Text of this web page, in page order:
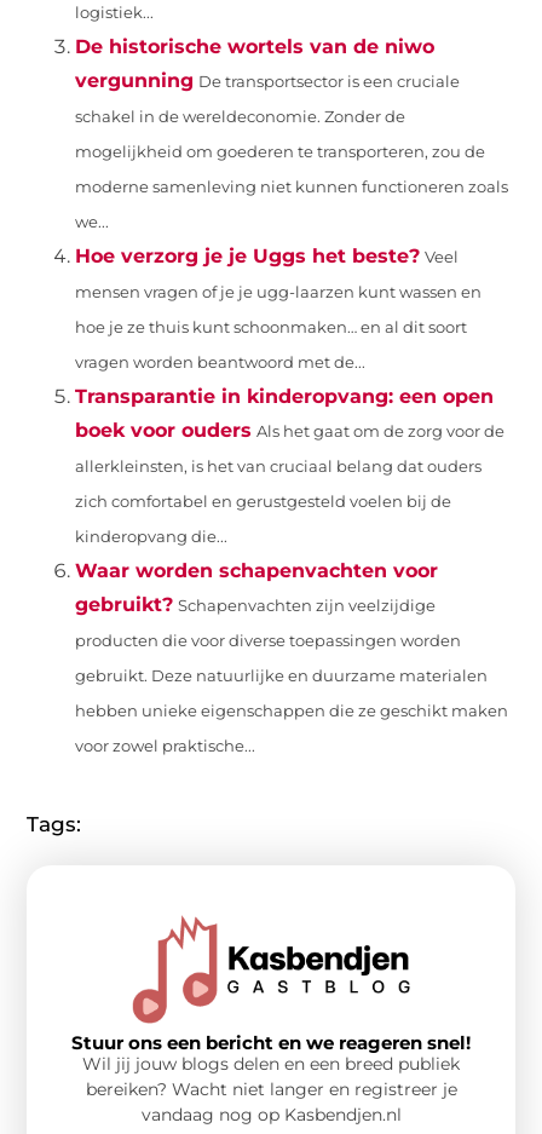
logistiek...
De historische wortels van de niwo
vergunning De transportsector is een cruciale
schakel in de wereldeconomie. Zonder de
mogelijkheid om goederen te transporteren, zou de
moderne samenleving niet kunnen functioneren zoals
we...
Hoe verzorg je je Uggs het beste? Veel
mensen vragen of je je ugg-laarzen kunt wassen en
hoe je ze thuis kunt schoonmaken… en al dit soort
vragen worden beantwoord met de...
Transparantie in kinderopvang: een open
boek voor ouders Als het gaat om de zorg voor de
allerkleinsten, is het van cruciaal belang dat ouders
zich comfortabel en gerustgesteld voelen bij de
kinderopvang die...
Waar worden schapenvachten voor
gebruikt? Schapenvachten zijn veelzijdige
producten die voor diverse toepassingen worden
gebruikt. Deze natuurlijke en duurzame materialen
hebben unieke eigenschappen die ze geschikt maken
voor zowel praktische...
Tags:
Stuur ons een bericht en we reageren snel!
Wil jij jouw blogs delen en een breed publiek
bereiken? Wacht niet langer en registreer je
vandaag nog op Kasbendjen.nl